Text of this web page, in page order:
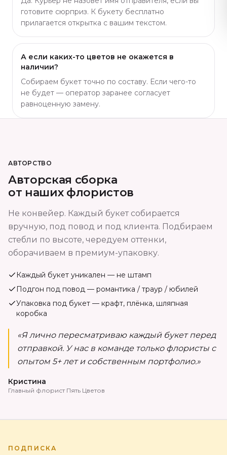
готовите сюрприз. К букету бесплатно
прилагается открытка с вашим текстом.
А если каких-то цветов не окажется в
наличии?
Собираем букет точно по составу. Если чего-то
не будет — оператор заранее согласует
равноценную замену.
АВТОРСТВО
Авторская сборка
от наших флористов
Не конвейер. Каждый букет собирается
вручную, под повод и под клиента. Подбираем
стебли по высоте, чередуем оттенки,
оборачиваем в премиум-упаковку.
Каждый букет уникален — не штамп
Подгон под повод — романтика / траур / юбилей
Упаковка под букет — крафт, плёнка, шляпная
коробка
«Я лично пересматриваю каждый букет перед
отправкой. У нас в команде только флористы с
опытом 5+ лет и собственным портфолио.»
Кристина
Главный флорист Пять Цветов
ПОДПИСКА